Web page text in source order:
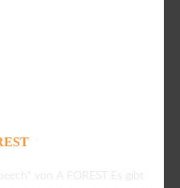
von A FOREST Es gibt